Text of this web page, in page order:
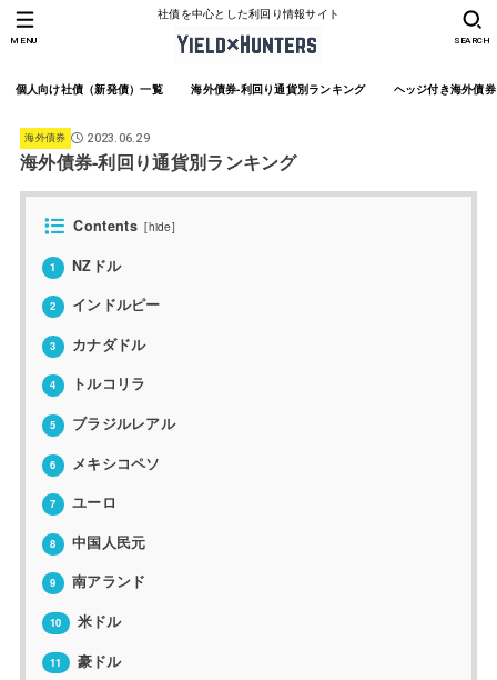
社債を中心とした利回り情報サイト
個人向け社債（新発債）一覧 海外債券-利回り通貨別ランキング ヘッジ付き海外債
SEARCH
MENU
海外債券 2023.06.29
海外債券-利回り通貨別ランキング
Contents [hide]
1 NZドル
2 インドルピー
3 カナダドル
4 トルコリラ
5 ブラジルレアル
6 メキシコペソ
7 ユーロ
8 中国人民元
9 南アランド
10 米ドル
11 豪ドル